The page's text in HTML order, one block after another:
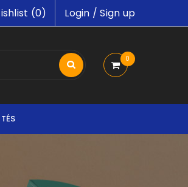
Login /Sign up
(0)
0